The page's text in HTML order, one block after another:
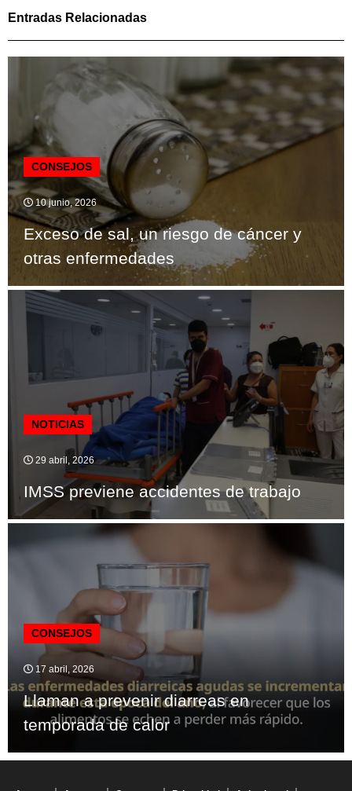
Entradas Relacionadas
CONSEJOS
10 junio, 2026
Exceso de sal, un riesgo de cáncer y
otras enfermedades
NOTICIAS
29 abril, 2026
IMSS previene accidentes de trabajo
CONSEJOS
17 abril, 2026
Llaman a prevenir diarreas en
temporada de calor